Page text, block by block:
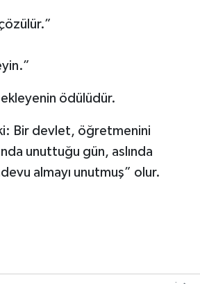
ödülüdür.
Bir devlet, öğretmenini
unuttuğu gün, aslında
almayı unutmuş” olur.